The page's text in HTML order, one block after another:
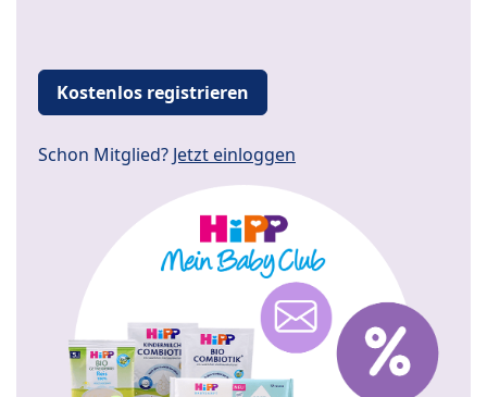
Kostenlos registrieren
Schon Mitglied? Jetzt einloggen